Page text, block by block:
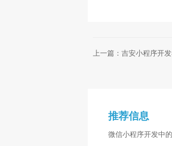
上一篇：吉安小程序开
推荐信息
微信小程序开发中